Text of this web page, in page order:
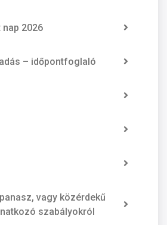
2026
– időpontfoglaló
vagy közérdekű
szabályokról